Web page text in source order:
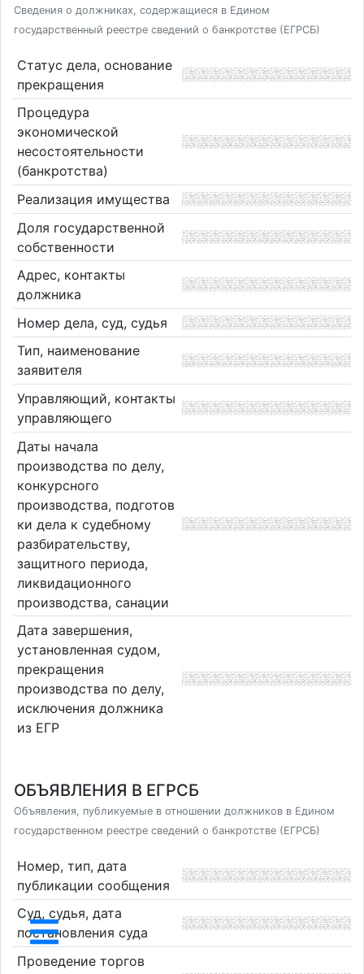
Сведения о должниках, содержащиеся в Едином
государственный реестре сведений о банкротстве (ЕГРСБ)
Статус дела, основание
прекращения
Процедура
экономической
несостоятельности
(банкротства)
Реализация имущества
Доля государственной
собственности
Адрес, контакты
должника
Номер дела, суд, судья
Тип, наименование
заявителя
Управляющий, контакты
управляющего
Даты начала
производства по делу,
конкурсного
производства, подготов
ки дела к судебному
разбирательству,
защитного периода,
ликвидационного
производства, санации
Дата завершения,
установленная судом,
прекращения
производства по делу,
исключения должника
из ЕГР
ОБЪЯВЛЕНИЯ В ЕГРСБ
Объявления, публикуемые в отношении должников в Едином
государственном реестре сведений о банкротстве (ЕГРСБ)
Номер, тип, дата
публикации сообщения
Суд, судья, дата
постановления суда
Проведение торгов